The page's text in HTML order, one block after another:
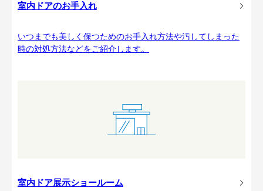
室内ドアのお手入れ
いつまでも美しく保つためのお手入れ方法や汚してしまった
時の対処方法などをご紹介します。
室内ドア展示ショールーム